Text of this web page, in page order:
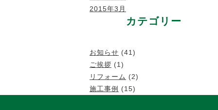
2015年3月
カテゴリー
お知らせ (41)
ご挨拶 (1)
リフォーム (2)
施工事例
(15)